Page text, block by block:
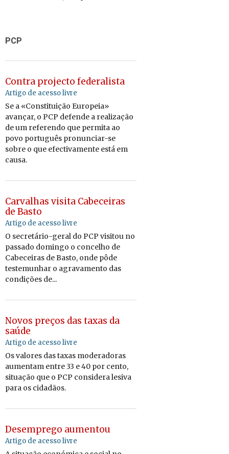
PCP
Contra projecto federalista
Artigo de acesso livre
Se a «Constituição Europeia»
avançar, o PCP defende a realização
de um referendo que permita ao
povo português pronunciar-se
sobre o que efectivamente está em
causa.
Carvalhas visita Cabeceiras
de Basto
Artigo de acesso livre
O secretário-geral do PCP visitou no
passado domingo o concelho de
Cabeceiras de Basto, onde pôde
testemunhar o agravamento das
condições de...
Novos preços das taxas da
saúde
Artigo de acesso livre
Os valores das taxas moderadoras
aumentam entre 33 e 40 por cento,
situação que o PCP considera lesiva
para os cidadãos.
Desemprego aumentou
Artigo de acesso livre